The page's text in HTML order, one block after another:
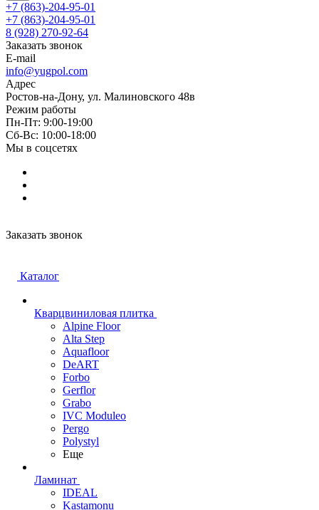
+7 (863)-204-95-01
+7 (863)-204-95-01
8 (928) 270-92-64
Заказать звонок
E-mail
info@yugpol.com
Адрес
Ростов-на-Дону, ул. Малиновского 48в
Режим работы
Пн-Пт: 9:00-19:00
Cб-Вс: 10:00-18:00
Мы в соцсетях
Заказать звонок
Каталог
Кварцвиниловая плитка
Alpine Floor
Alta Step
Aquafloor
DeART
Forbo
Gerflor
Grabo
IVC Moduleo
Pergo
Polystyl
Еще
Ламинат
IDEAL
Kastamonu